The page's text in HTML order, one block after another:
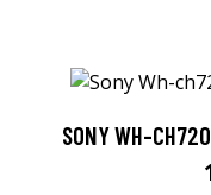
SONY WH-